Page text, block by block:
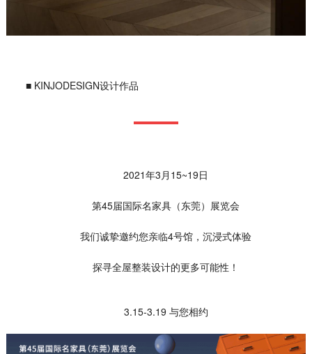
■ KINJODESIGN设计作品
2021年3月15~19日
第45届国际名家具（东莞）展览会
我们诚挚邀约您亲临4号馆，沉浸式体验
探寻全屋整装设计的更多可能性！
3.15-3.19 与您相约